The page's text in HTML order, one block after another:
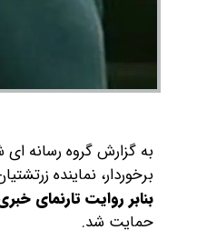
به گزارش گروه رسانه
برخوردار، نماینده
بنابر روایت تارنمای
حمایت شد.